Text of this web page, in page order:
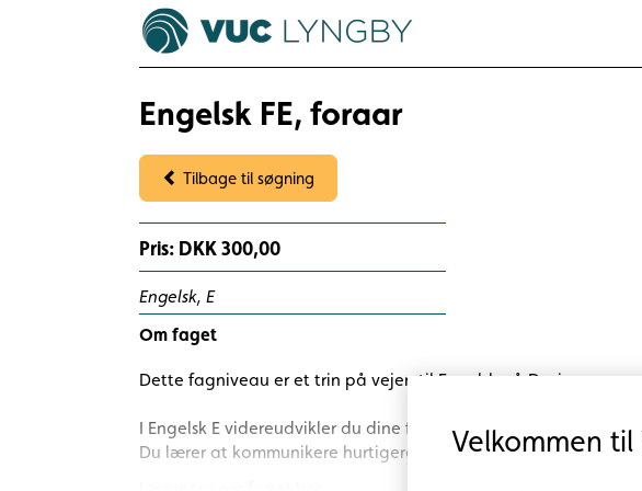
Engelsk FE, foraar
Tilbage til søgning
Pris: DKK 300,00
Engelsk, E
Om faget
Dette fagniveau er et trin på vejen til Engelsk på D-niveau.
I Engelsk E videreudvikler du dine færdigheder i at forstå
Du lærer at kommunikere hurtigere på et sammenhængende
Velkommen til